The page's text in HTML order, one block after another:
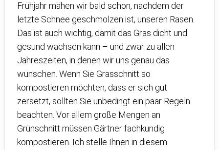
Frühjahr mähen wir bald schon, nachdem der
letzte Schnee geschmolzen ist, unseren Rasen.
Das ist auch wichtig, damit das Gras dicht und
gesund wachsen kann – und zwar zu allen
Jahreszeiten, in denen wir uns genau das
wünschen. Wenn Sie Grasschnitt so
kompostieren möchten, dass er sich gut
zersetzt, sollten Sie unbedingt ein paar Regeln
beachten. Vor allem große Mengen an
Grünschnitt müssen Gärtner fachkundig
kompostieren. Ich stelle Ihnen in diesem